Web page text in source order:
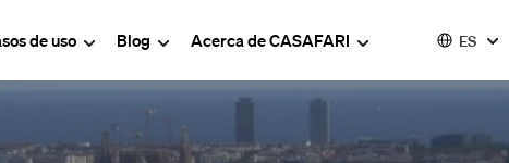
de uso Blog Acerca de CASAFARI ES